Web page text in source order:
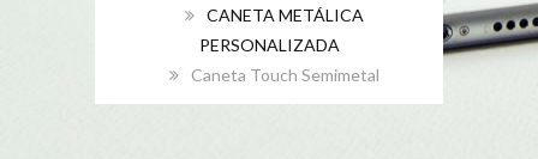
CANETA METÁLICA
PERSONALIZADA
Caneta Touch Semimetal